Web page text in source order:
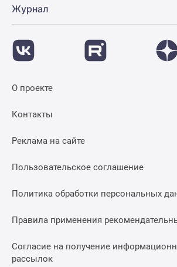
Журнал
О проекте
Контакты
Реклама на сайте
Пользовательское соглашение
Политика обработки персональных
Правила применения
Согласие на получение
рассылок